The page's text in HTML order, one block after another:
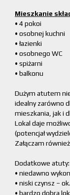
Mieszkanie
• 4 pokoi
• osobnej kuchni
• łazienki
• osobnego WC
• spiżarni
• balkonu
Dużym atutem
idealny zarówno
mieszkania, jak i
Lokal daje
(potencjał
Załączam
Dodatkowe atuty:
• niedawno
• niski czynsz –
• bardzo dobra